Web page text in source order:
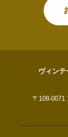
ヴィンテ
〒108-0071